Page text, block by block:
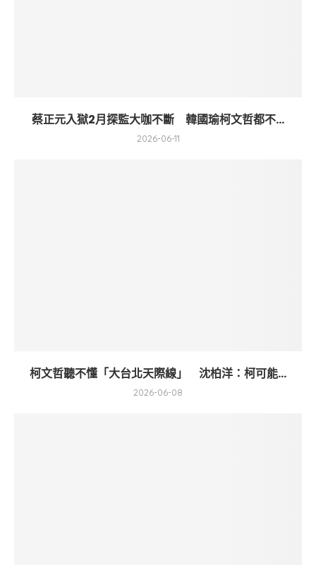
蔡正元入獄2月探監大咖不斷 韓國瑜柯文哲都不...
2026-06-11
柯文哲聽不懂「大台北天際線」 沈柏洋：柯可能...
2026-06-08